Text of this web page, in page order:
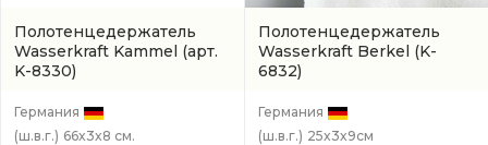
Полотенцедержатель
Wasserkraft Kammel (арт.
K-8330)
Германия
(ш.в.г.) 66x3x8 см.
Полотенцедержатель
Wasserkraft Berkel (K-
6832)
Германия
(ш.в.г.) 25x3x9см